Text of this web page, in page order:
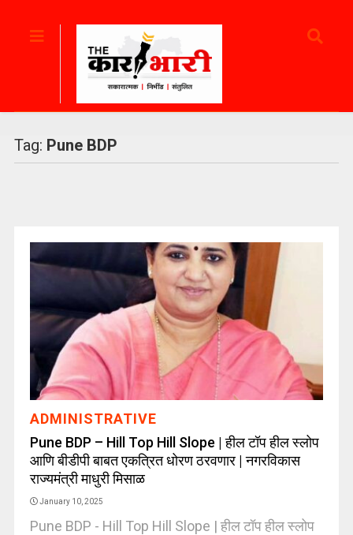
Tag: Pune BDP
ADMINISTRATIVE
Pune BDP – Hill Top Hill Slope | हील टॉप हील स्लोप
आणि बीडीपी बाबत एकत्रित धोरण ठरवणार | नगरविकास
राज्यमंत्री माधुरी मिसाळ
January 10, 2025
Pune BDP - Hill Top Hill Slope | हील टॉप हील स्लोप